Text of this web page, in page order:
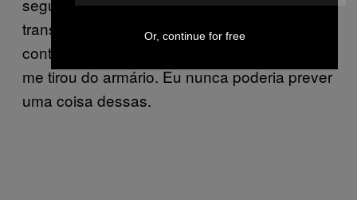
segunda de alguma forma conseguiu me
transformar. Depois de anos me armando
contra a insidiosa agenda gay, foi o Islã que
me tirou do armário. Eu nunca poderia prever
uma coisa dessas.
Or, continue for free